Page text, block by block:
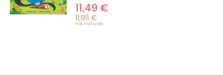
11,49 €
11,95 €
IVA incluido